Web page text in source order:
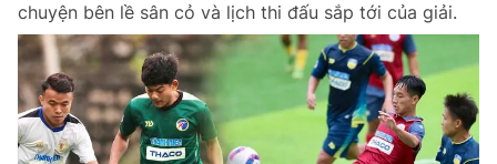
chuyện bên lề sân cỏ và lịch thi đấu sắp tới của giải.